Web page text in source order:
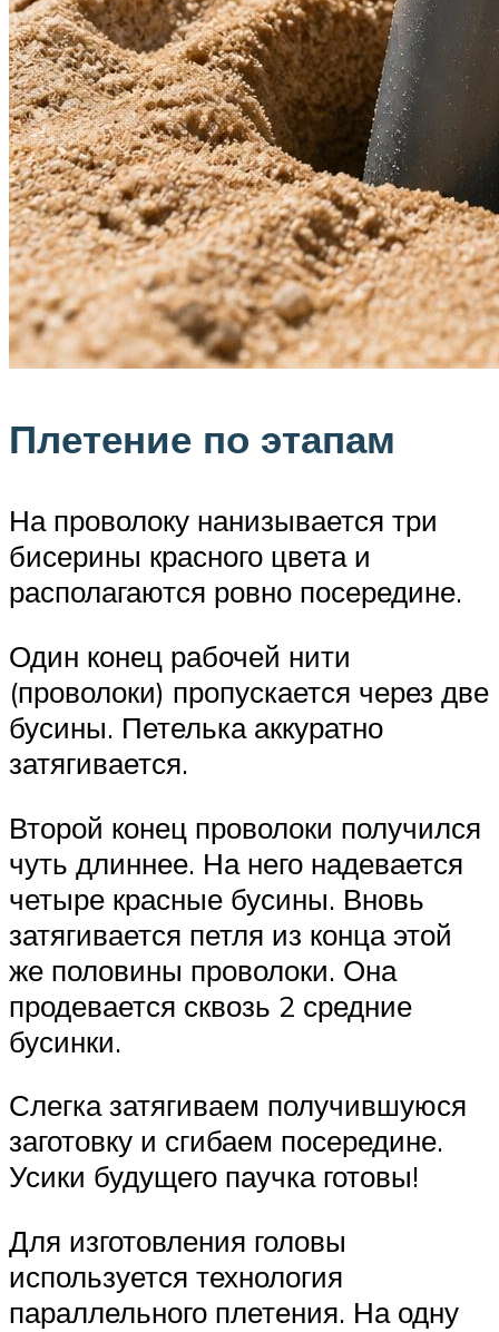
Плетение по этапам
На проволоку нанизывается три
бисерины красного цвета и
располагаются ровно посередине.
Один конец рабочей нити
(проволоки) пропускается через две
бусины. Петелька аккуратно
затягивается.
Второй конец проволоки получился
чуть длиннее. На него надевается
четыре красные бусины. Вновь
затягивается петля из конца этой
же половины проволоки. Она
продевается сквозь 2 средние
бусинки.
Слегка затягиваем получившуюся
заготовку и сгибаем посередине.
Усики будущего паучка готовы!
Для изготовления головы
используется технология
параллельного плетения. На одну